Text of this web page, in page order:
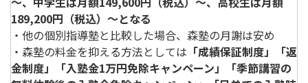
189,200円（税込）〜となる
・他の個別指導塾と比較した場合、森塾の月謝は安め
・森塾の料金を抑える方法としては 「成績保証制度」「返
金制度」「入塾金1万円免除キャンペーン」「季節講習の